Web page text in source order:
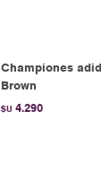
Championes
Brown
$U 4.290